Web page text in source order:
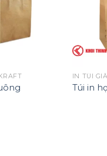
IN TÚI
Túi in